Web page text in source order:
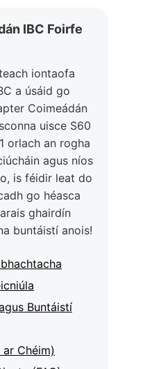
IBC Foirfe
iontaofa
a úsáid go
Coimeádán
uisce S60
orlach an rogha
agus níos
is féidir leat do
go héasca
ghairdín
buntáistí anois!
Buntáistí
Chéim)